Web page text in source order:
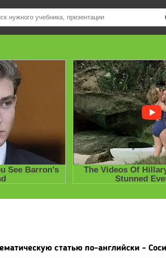
Презентации по предметам
статью по-английски -